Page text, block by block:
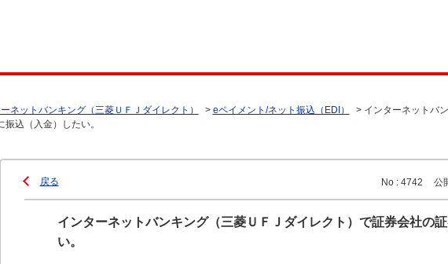
ネットバンキング（三菱ＵＦＪダイレクト） > eペイメント/ネット振込（EDI） > インターネットバ
込（入金）したい。
戻る No : 4742 公
インターネットバンキング（三菱ＵＦＪダイレクト）で証券会社の
い。